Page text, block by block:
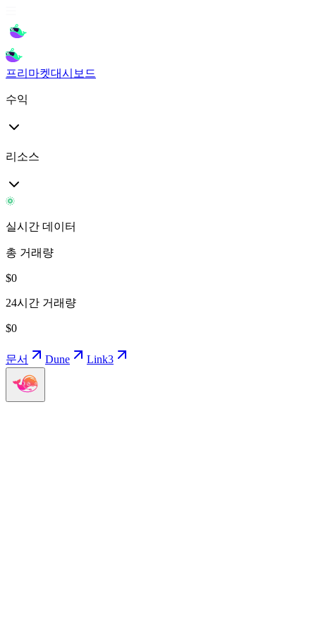
프리마켓대시보드
수익
리소스
실시간 데이터
총 거래량
$0
24시간 거래량
$0
문서 Dune Link3